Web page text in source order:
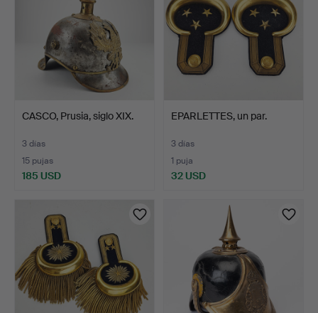
CASCO, Prusia, siglo XIX.
3 días
15 pujas
185 USD
EPARLETTES, un par.
3 días
1 puja
32 USD